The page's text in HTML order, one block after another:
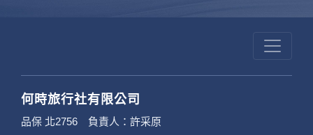
何時旅行社有限公司
品保 北2756 負責人：許采原